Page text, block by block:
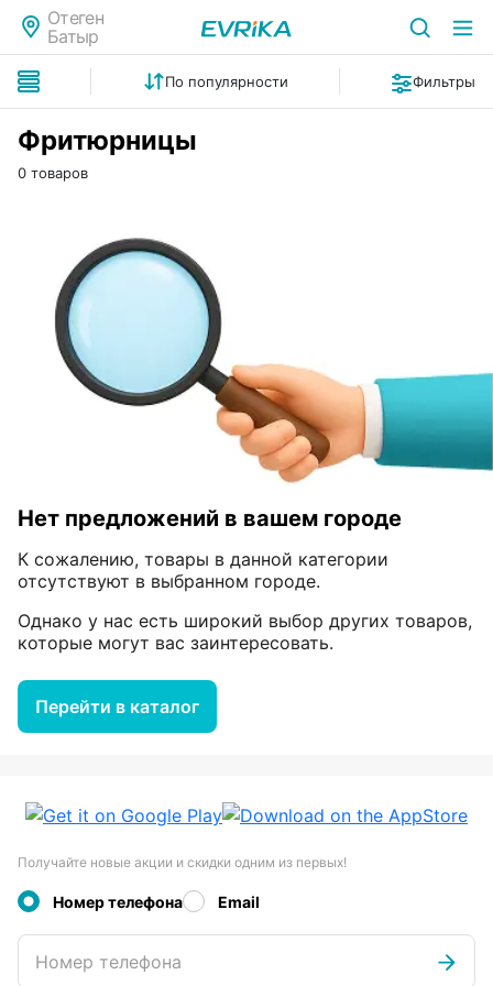
Отеген
Батыр
По популярности Фильтры
Фритюрницы
0 товаров
Нет предложений в вашем городе
К сожалению, товары в данной категории
отсутствуют в выбранном городе.
Однако у нас есть широкий выбор других товаров,
которые могут вас заинтересовать.
Перейти в каталог
Получайте новые акции и скидки одним из первых!
Номер телефона Email
Номер телефона